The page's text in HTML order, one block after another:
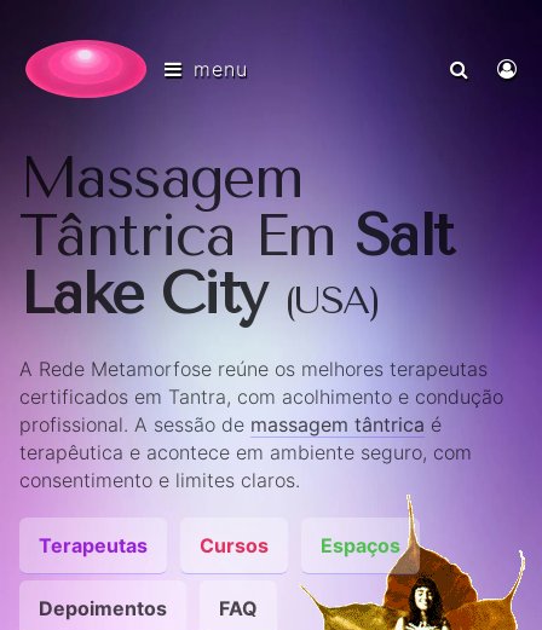
menu
Massagem
Tântrica EmSalt
Lake City(USA)
A Rede Metamorfose reúne os melhores terapeutas
certificados em Tantra, com acolhimento e condução
profissional. A sessão de massagem tântrica é
terapêutica e acontece em ambiente seguro, com
consentimento e limites claros.
Terapeutas Cursos Espaços
Depoimentos FAQ